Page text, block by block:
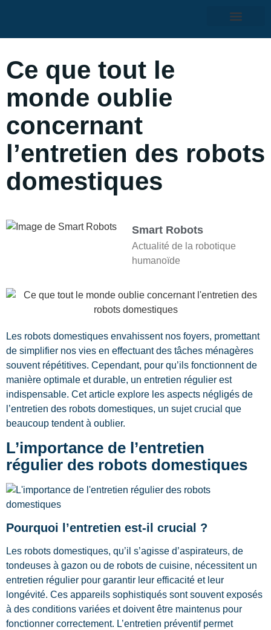
Ce que tout le
monde oublie
concernant
l’entretien des robots
domestiques
Smart Robots
Actualité de la robotique
humanoïde
Les robots domestiques envahissent nos foyers, promettant
de simplifier nos vies en effectuant des tâches ménagères
souvent répétitives. Cependant, pour qu’ils fonctionnent de
manière optimale et durable, un entretien régulier est
indispensable. Cet article explore les aspects négligés de
l’entretien des robots domestiques, un sujet crucial que
beaucoup tendent à oublier.
L’importance de l’entretien
régulier des robots domestiques
Pourquoi l’entretien est-il crucial ?
Les robots domestiques, qu’il s’agisse d’aspirateurs, de
tondeuses à gazon ou de robots de cuisine, nécessitent un
entretien régulier pour garantir leur efficacité et leur
longévité. Ces appareils sophistiqués sont souvent exposés
à des conditions variées et doivent être maintenus pour
fonctionner correctement. L’entretien préventif permet